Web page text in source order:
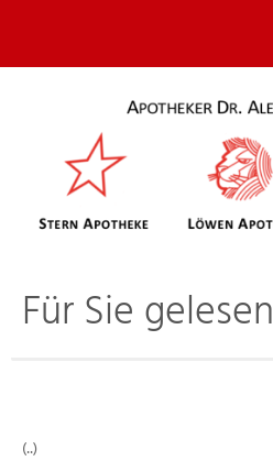
Für Sie gelesen
(..)